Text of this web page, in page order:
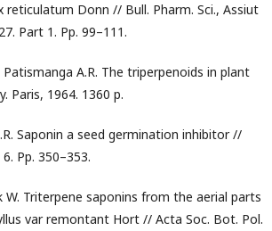
Donn // Bull. Pharm. Sci., Assiut
Part 1. Pp. 99–111.
A.R. The triperpenoids in plant
Paris, 1964. 1360 p.
Saponin a seed germination inhibitor //
Pp. 350–353.
W. Triterpene saponins from the aerial parts
var remontant Hort // Acta Soc. Bot. Pol.